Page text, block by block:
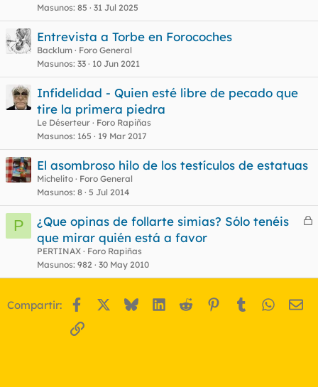
Masunos 85 31 Jul 2025
Entrevista a Torbe en Forocoches
Backlum
Foro General
Masunos 33 10 Jun 2021
Infidelidad - Quien esté libre de pecado que
tire la primera piedra
Le Déserteur
Foro Rapiñas
Masunos 165 19 Mar 2017
El asombroso hilo de los testículos de estatuas
Michelito
Foro General
Masunos 8 5 Jul 2014
P
C
a
¿Que opinas de follarte simias? Sólo tenéis
que mirar quién está a favor
PERTINAX
Foro Rapiñas
Masunos 982 30 May 2010
Compartir: Facebook BlueskyLinkedIn
Reddit Pinterest
Tumblr
Enlace